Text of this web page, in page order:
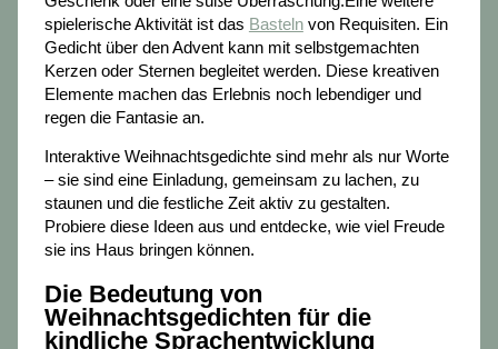
spielerische Aktivität ist das Bastelnvon Requisiten. Ein
Gedicht über den Advent kann mit selbstgemachten
Kerzen oder Sternen begleitet werden. Diese kreativen
Elemente machen das Erlebnis noch lebendiger und
regen die Fantasie an.
Interaktive Weihnachtsgedichte sind mehr als nur Worte
– sie sind eine Einladung, gemeinsam zu lachen, zu
staunen und die festliche Zeit aktiv zu gestalten.
Probiere diese Ideen aus und entdecke, wie viel Freude
sie ins Haus bringen können.
Die Bedeutung von
Weihnachtsgedichten für die
kindliche Sprachentwicklung